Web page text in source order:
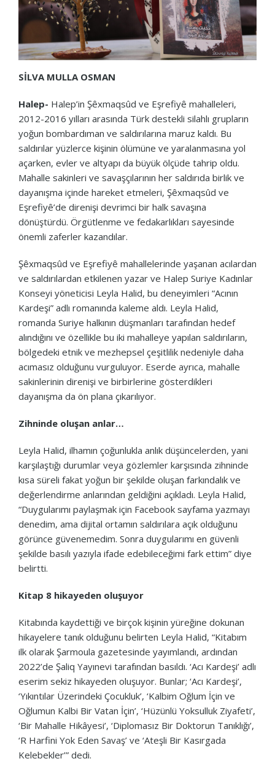
SİLVA MULLA OSMAN
Halep- Halep’in Şêxmaqsûd ve Eşrefiyê mahalleleri,
2012-2016 yılları arasında Türk destekli silahlı grupların
yoğun bombardıman ve saldırılarına maruz kaldı. Bu
saldırılar yüzlerce kişinin ölümüne ve yaralanmasına yol
açarken, evler ve altyapı da büyük ölçüde tahrip oldu.
Mahalle sakinleri ve savaşçılarının her saldırıda birlik ve
dayanışma içinde hareket etmeleri, Şêxmaqsûd ve
Eşrefiyê’de direnişi devrimci bir halk savaşına
dönüştürdü. Örgütlenme ve fedakarlıkları sayesinde
önemli zaferler kazandılar.
Şêxmaqsûd ve Eşrefiyê mahallelerinde yaşanan acılardan
ve saldırılardan etkilenen yazar ve Halep Suriye Kadınlar
Konseyi yöneticisi Leyla Halid, bu deneyimleri “Acının
Kardeşi” adlı romanında kaleme aldı. Leyla Halid,
romanda Suriye halkının düşmanları tarafından hedef
alındığını ve özellikle bu iki mahalleye yapılan saldırıların,
bölgedeki etnik ve mezhepsel çeşitlilik nedeniyle daha
acımasız olduğunu vurguluyor. Eserde ayrıca, mahalle
sakinlerinin direnişi ve birbirlerine gösterdikleri
dayanışma da ön plana çıkarılıyor.
Zihninde oluşan anlar…
Leyla Halid, ilhamın çoğunlukla anlık düşüncelerden, yani
karşılaştığı durumlar veya gözlemler karşısında zihninde
kısa süreli fakat yoğun bir şekilde oluşan farkındalık ve
değerlendirme anlarından geldiğini açıkladı. Leyla Halid,
“Duygularımı paylaşmak için Facebook sayfama yazmayı
denedim, ama dijital ortamın saldırılara açık olduğunu
görünce güvenemedim. Sonra duygularımı en güvenli
şekilde basılı yazıyla ifade edebileceğimi fark ettim” diye
belirtti.
Kitap 8 hikayeden oluşuyor
Kitabında kaydettiği ve birçok kişinin yüreğine dokunan
hikayelere tanık olduğunu belirten Leyla Halid, “Kitabım
ilk olarak Şarmoula gazetesinde yayımlandı, ardından
2022’de Şaliq Yayınevi tarafından basıldı. ‘Acı Kardeşi’ adlı
eserim sekiz hikayeden oluşuyor. Bunlar; ‘Acı Kardeşi’,
‘Yıkıntılar Üzerindeki Çocukluk’, ‘Kalbim Oğlum İçin ve
Oğlumun Kalbi Bir Vatan İçin’, ‘Hüzünlü Yoksulluk Ziyafeti’,
‘Bir Mahalle Hikâyesi’, ‘Diplomasız Bir Doktorun Tanıklığı’,
‘R Harfini Yok Eden Savaş’ ve ‘Ateşli Bir Kasırgada
Kelebekler’” dedi.